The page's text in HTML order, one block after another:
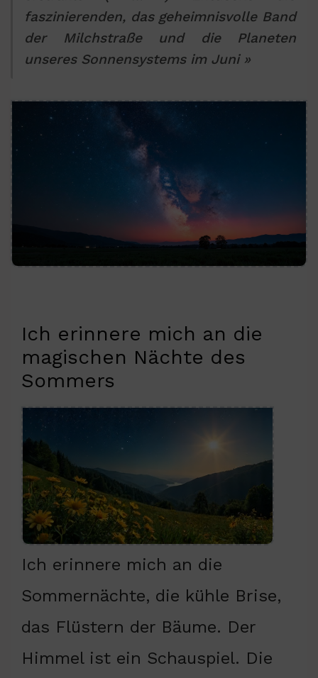
faszinierenden, das geheimnisvolle Band
der Milchstraße und die Planeten
unseres Sonnensystems im Juni »
Ich erinnere mich an die
magischen Nächte des
Sommers
Ich erinnere mich an die
Sommernächte, die kühle Brise,
das Flüstern der Bäume. Der
Himmel ist ein Schauspiel. Die